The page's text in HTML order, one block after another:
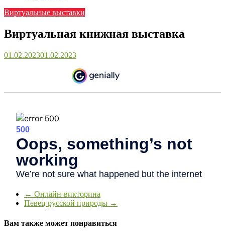
Виртуальные выставки
Виртуальная книжная выставка
01.02.202301.02.2023
← Онлайн-викторина
Певец русской природы →
Вам также может понравиться